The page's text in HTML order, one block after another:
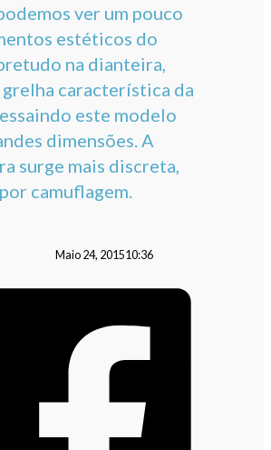
ver um pouco
estéticos do
na dianteira,
grelha característica da
este modelo
dimensões. A
surge mais discreta,
camuflagem.
Maio 24, 201510:36